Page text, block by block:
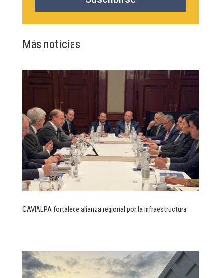
Más noticias
CAVIALPA fortalece alianza regional por la infraestructura